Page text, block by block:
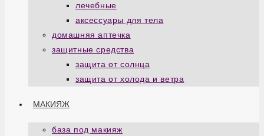
лечебные
аксессуары для тела
домашняя аптечка
защитные средства
защита от солнца
защита от холода и ветра
МАКИЯЖ
база под макияж